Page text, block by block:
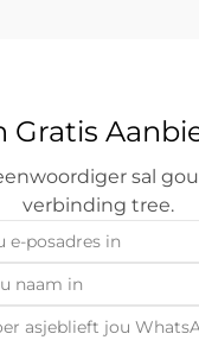
Gratis
sal
verbinding tree.